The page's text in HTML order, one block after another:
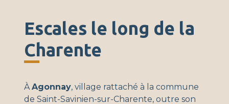
Escales le long de la
Charente
ÀAgonnay, village rattaché à la commune
de Saint-Savinien-sur-Charente, outre son